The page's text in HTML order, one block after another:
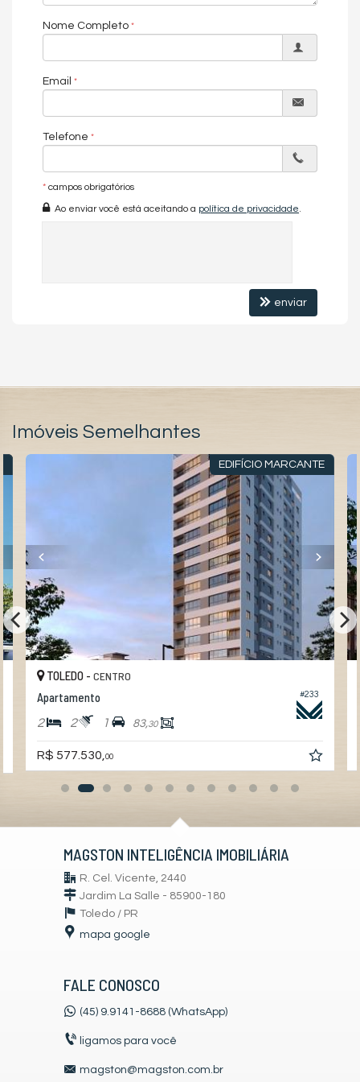
Seu futuro começa aqui!
empreendimento pensado para você
Piso Laminado
Piso Porcelanato
Cozinha
Banheiro Social
Nome Completo
Email
Telefone
* campos obrigatórios
Ao enviar você está aceitando a política de privacidade
enviar
Imóveis Semelhantes
EDIFÍCIO MARCANTE
#233
TOLEDO - CENTRO
Apartamento
2 2 1 83,30
R$ 577.530, 00
MAGSTON INTELIGÊNCIA IMOBILIÁRIA
R. Cel. Vicente, 2440
Jardim La Salle - 85900-180
Toledo / PR
mapa google
FALE CONOSCO
(45) 9.9141-8688 (WhatsApp)
ligamos para você
magston@magston.com.br